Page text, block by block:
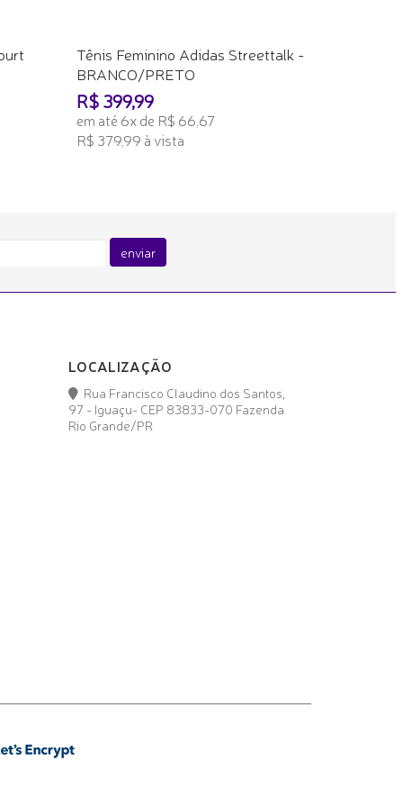
Tênis Feminino Adidas Streettalk -
BRANCO/PRETO
R$ 399,99
em até 6x de R$ 66,67
R$ 379,99 à vista
enviar
LOCALIZAÇÃO
Rua Francisco Claudino dos Santos,
97 - Iguaçu- CEP 83833-070 Fazenda
Rio Grande/PR